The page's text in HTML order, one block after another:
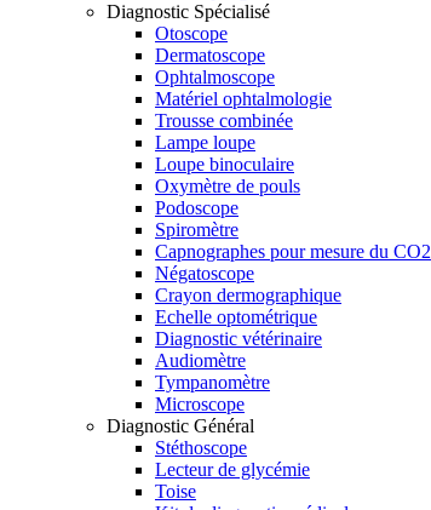
Diagnostic Spécialisé
Otoscope
Dermatoscope
Ophtalmoscope
Matériel ophtalmologie
Trousse combinée
Lampe loupe
Loupe binoculaire
Oxymètre de pouls
Podoscope
Spiromètre
Capnographes pour mesure du CO2
Négatoscope
Crayon dermographique
Echelle optométrique
Diagnostic vétérinaire
Audiomètre
Tympanomètre
Microscope
Diagnostic Général
Stéthoscope
Lecteur de glycémie
Toise